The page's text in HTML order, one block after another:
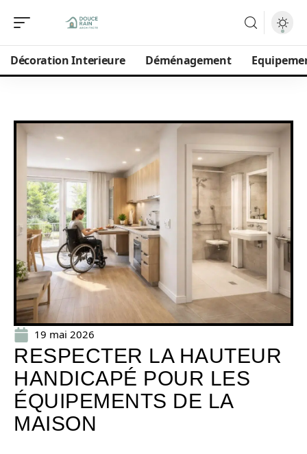
Décoration Interieure Déménagement
19 mai 2026
RESPECTER LA HAUTEUR
HANDICAPÉ POUR LES
ÉQUIPEMENTS DE LA
MAISON